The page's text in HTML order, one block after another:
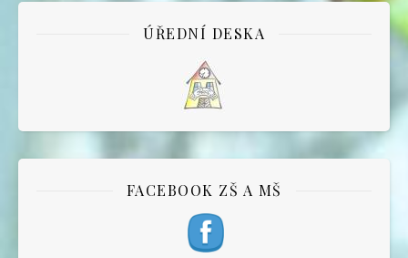
ÚŘEDNÍ DESKA
FACEBOOK ZŠ A MŠ